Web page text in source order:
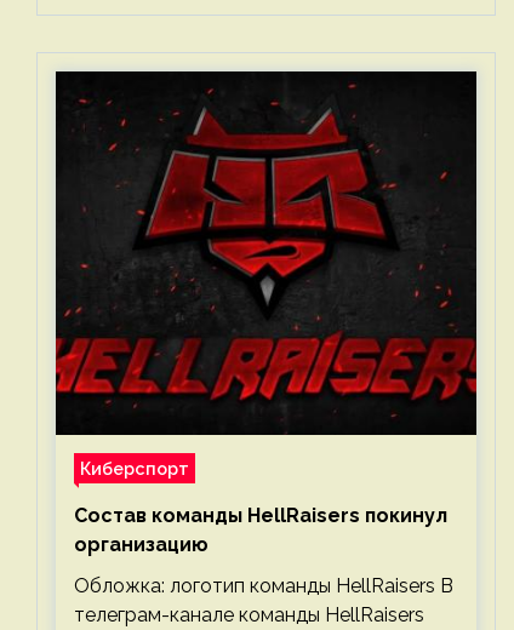
Киберспорт
Состав команды HellRaisers покинул
организацию
Обложка: логотип команды HellRaisers В
телеграм-канале команды HellRaisers